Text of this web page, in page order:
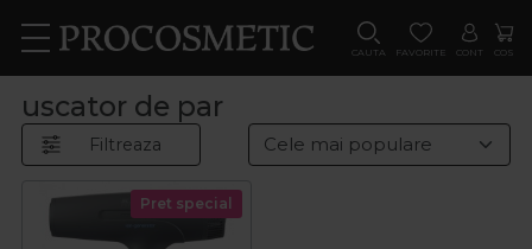
CAUTA FAVORITE CONT COS
uscator de par
Filtreaza
Pret special